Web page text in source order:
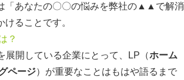
「あなたの〇〇の悩みを弊社の▲▲で解消
ることです。
？
展開している企業にとって、LP（ホーム
ページ）が重要なことはもはや語るまで